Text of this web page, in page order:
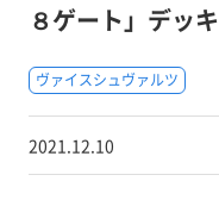
８ゲート」デッキ
ヴァイスシュヴァルツ
2021.12.10